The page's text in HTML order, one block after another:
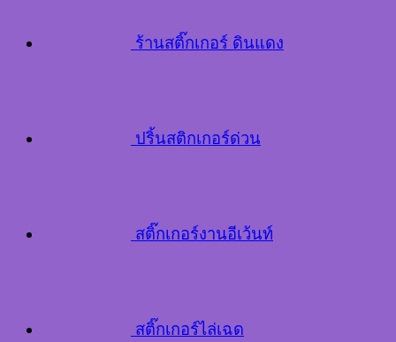
ร้านสติ๊กเกอร์ ดินแดง
ปริ้นสติกเกอร์ด่วน
สติ๊กเกอร์งานอีเว้นท์
สติ๊กเกอร์ไล่เฉด